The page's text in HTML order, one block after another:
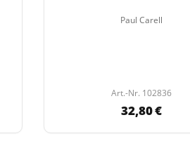
Paul Carell
Art.-Nr. 102836
32,80 €